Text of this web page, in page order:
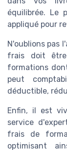
équilibrée. Le
appliqué pour
N'oublions pas
frais doit être
formations
peut
déductible,
Enfin, il est
service
frais de
optimisant